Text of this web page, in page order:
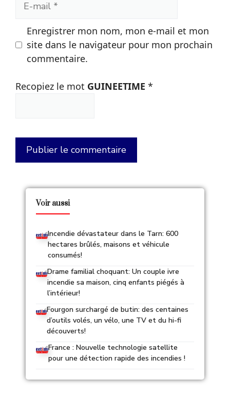
Enregistrer mon nom, mon e-mail et mon
site dans le navigateur pour mon prochain
commentaire.
Recopiez le mot GUINEETIME *
Voir aussi
Incendie dévastateur dans le Tarn: 600
hectares brûlés, maisons et véhicule
consumés!
Drame familial choquant: Un couple ivre
incendie sa maison, cinq enfants piégés à
l’intérieur!
Fourgon surchargé de butin: des centaines
d’outils volés, un vélo, une TV et du hi-fi
découverts!
France : Nouvelle technologie satellite
pour une détection rapide des incendies !